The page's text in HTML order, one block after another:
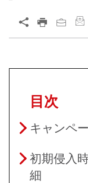
目次
キャンペ
初期侵入
細